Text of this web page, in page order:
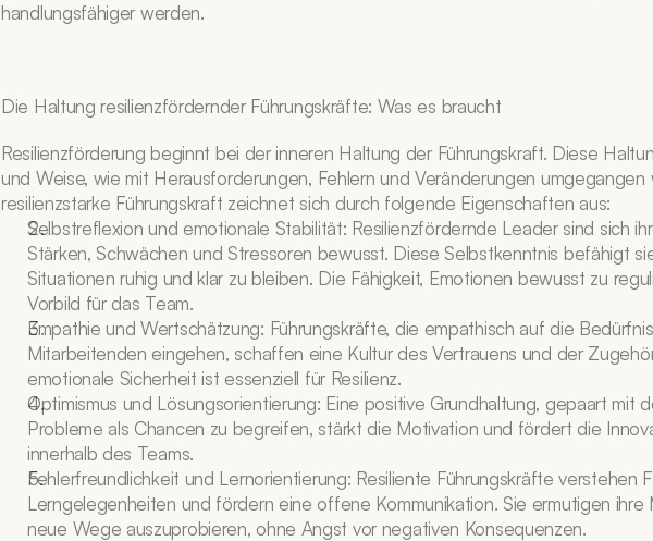
handlungsfähiger werden.
Die Haltung resilienzfördernder Führungskräfte: Was es braucht
Resilienzförderung beginnt bei der inneren Haltung der Führungskraft. Diese
und Weise, wie mit Herausforderungen, Fehlern und Veränderungen umgegangen
resilienzstarke Führungskraft zeichnet sich durch folgende Eigenschaften aus:
Selbstreflexion und emotionale Stabilität: Resilienzfördernde Leader sind sich
Stärken, Schwächen und Stressoren bewusst. Diese Selbstkenntnis befähigt
Situationen ruhig und klar zu bleiben. Die Fähigkeit, Emotionen bewusst zu
Vorbild für das Team.
Empathie und Wertschätzung: Führungskräfte, die empathisch auf die
Mitarbeitenden eingehen, schaffen eine Kultur des Vertrauens und der
emotionale Sicherheit ist essenziell für Resilienz.
Optimismus und Lösungsorientierung: Eine positive Grundhaltung, gepaart mit
Probleme als Chancen zu begreifen, stärkt die Motivation und fördert die
innerhalb des Teams.
Fehlerfreundlichkeit und Lernorientierung: Resiliente Führungskräfte verstehen
Lerngelegenheiten und fördern eine offene Kommunikation. Sie ermutigen ihre
neue Wege auszuprobieren, ohne Angst vor negativen Konsequenzen.